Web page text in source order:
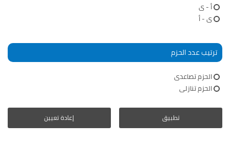
أ - ى
ى - أ
ترتيب عدد الحزم
الحزم تصاعدى
الحزم تنازلى
إعادة تعيين تطبيق